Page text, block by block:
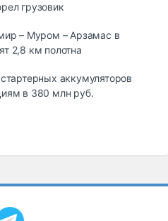
грузовик
– Муром – Арзамас в
2,8 км полотна
аккумуляторов
в 380 млн руб.